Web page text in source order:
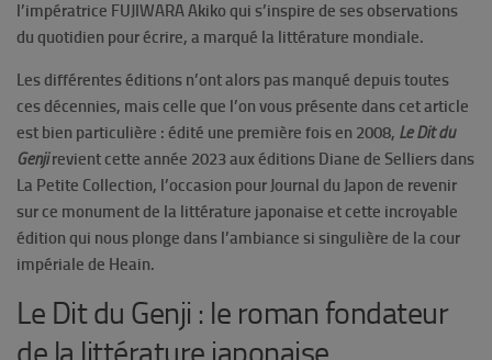
l’impératrice FUJIWARA Akiko qui s’inspire de ses observations
du quotidien pour écrire, a marqué la littérature mondiale.
Les différentes éditions n’ont alors pas manqué depuis toutes
ces décennies, mais celle que l’on vous présente dans cet article
est bien particulière : édité une première fois en 2008, Le Dit du
Genjirevient cette année 2023 aux éditions Diane de Selliers dans
La Petite Collection, l’occasion pour Journal du Japon de revenir
sur ce monument de la littérature japonaise et cette incroyable
édition qui nous plonge dans l’ambiance si singulière de la cour
impériale de Heain.
Le Dit du Genji : le roman fondateur